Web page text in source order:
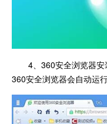
4、360安全浏览器安
360安全浏览器会自动运